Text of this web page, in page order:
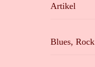
Artikel
Blues, Rock